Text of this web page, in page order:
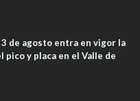
de agosto entra en vigor la
pico y placa en el Valle de